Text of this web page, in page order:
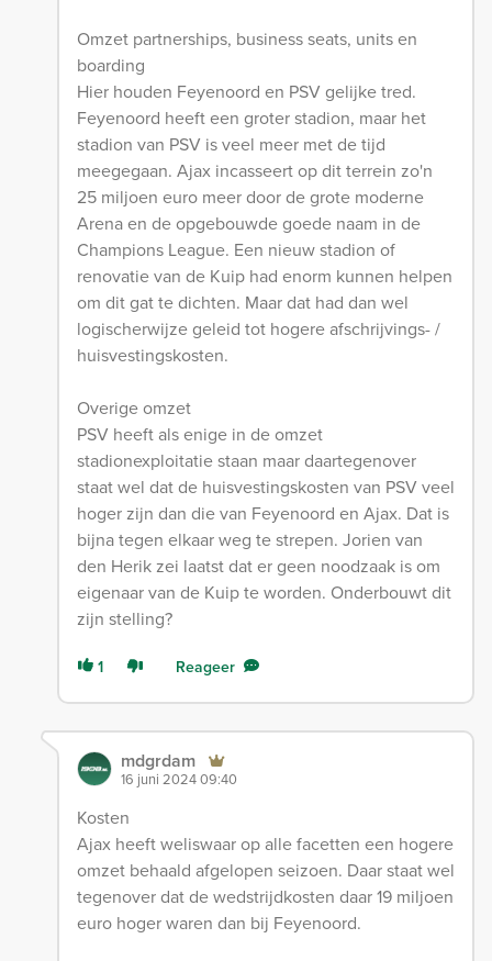
Omzet partnerships, business seats, units en
boarding
Hier houden Feyenoord en PSV gelijke tred.
Feyenoord heeft een groter stadion, maar het
stadion van PSV is veel meer met de tijd
meegegaan. Ajax incasseert op dit terrein zo'n
25 miljoen euro meer door de grote moderne
Arena en de opgebouwde goede naam in de
Champions League. Een nieuw stadion of
renovatie van de Kuip had enorm kunnen helpen
om dit gat te dichten. Maar dat had dan wel
logischerwijze geleid tot hogere afschrijvings- /
huisvestingskosten.
Overige omzet
PSV heeft als enige in de omzet
stadionexploitatie staan maar daartegenover
staat wel dat de huisvestingskosten van PSV veel
hoger zijn dan die van Feyenoord en Ajax. Dat is
bijna tegen elkaar weg te strepen. Jorien van
den Herik zei laatst dat er geen noodzaak is om
eigenaar van de Kuip te worden. Onderbouwt dit
zijn stelling?
1 Reageer
mdgrdam
16 juni 2024 09:40
Kosten
Ajax heeft weliswaar op alle facetten een hogere
omzet behaald afgelopen seizoen. Daar staat wel
tegenover dat de wedstrijdkosten daar 19 miljoen
euro hoger waren dan bij Feyenoord.